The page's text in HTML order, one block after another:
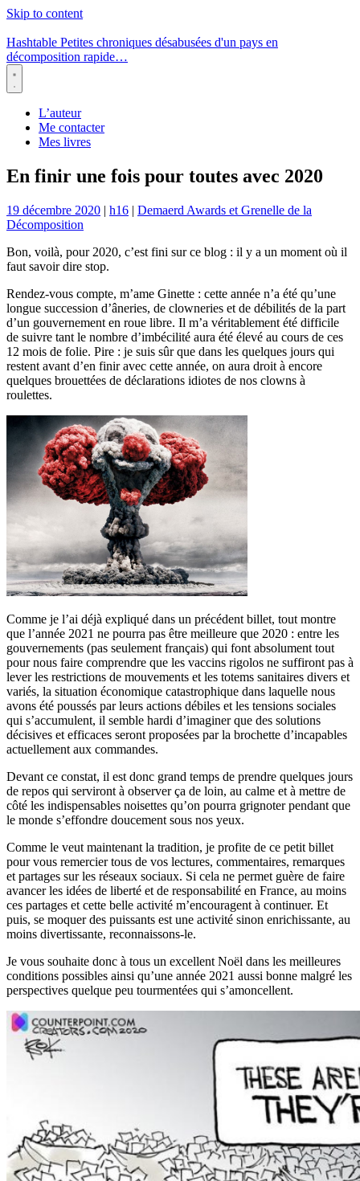
Skip to content
Hashtable Petites chroniques désabusées d'un pays en
décomposition rapide…
Menu
L’auteur
Me contacter
Mes livres
En finir une fois pour toutes avec 2020
19 décembre 2020 | h16 | Demaerd Awards et Grenelle de la
Décomposition
Bon, voilà, pour 2020, c’est fini sur ce blog : il y a un moment où il
faut savoir dire stop.
Rendez-vous compte, m’ame Ginette : cette année n’a été qu’une
longue succession d’âneries, de clowneries et de débilités de la part
d’un gouvernement en roue libre. Il m’a véritablement été difficile
de suivre tant le nombre d’imbécilité aura été élevé au cours de ces
12 mois de folie. Pire : je suis sûr que dans les quelques jours qui
restent avant d’en finir avec cette année, on aura droit à encore
quelques brouettées de déclarations idiotes de nos clowns à
roulettes.
Comme je l’ai déjà expliqué dans un précédent billet, tout montre
que l’année 2021 ne pourra pas être meilleure que 2020 : entre les
gouvernements (pas seulement français) qui font absolument tout
pour nous faire comprendre que les vaccins rigolos ne suffiront pas à
lever les restrictions de mouvements et les totems sanitaires divers et
variés, la situation économique catastrophique dans laquelle nous
avons été poussés par leurs actions débiles et les tensions sociales
qui s’accumulent, il semble hardi d’imaginer que des solutions
décisives et efficaces seront proposées par la brochette d’incapables
actuellement aux commandes.
Devant ce constat, il est donc grand temps de prendre quelques jours
de repos qui serviront à observer ça de loin, au calme et à mettre de
côté les indispensables noisettes qu’on pourra grignoter pendant que
le monde s’effondre doucement sous nos yeux.
Comme le veut maintenant la tradition, je profite de ce petit billet
pour vous remercier tous de vos lectures, commentaires, remarques
et partages sur les réseaux sociaux. Si cela ne permet guère de faire
avancer les idées de liberté et de responsabilité en France, au moins
ces partages et cette belle activité m’encouragent à continuer. Et
puis, se moquer des puissants est une activité sinon enrichissante, au
moins divertissante, reconnaissons-le.
Je vous souhaite donc à tous un excellent Noël dans les meilleures
conditions possibles ainsi qu’une année 2021 aussi bonne malgré les
perspectives quelque peu tourmentées qui s’amoncellent.